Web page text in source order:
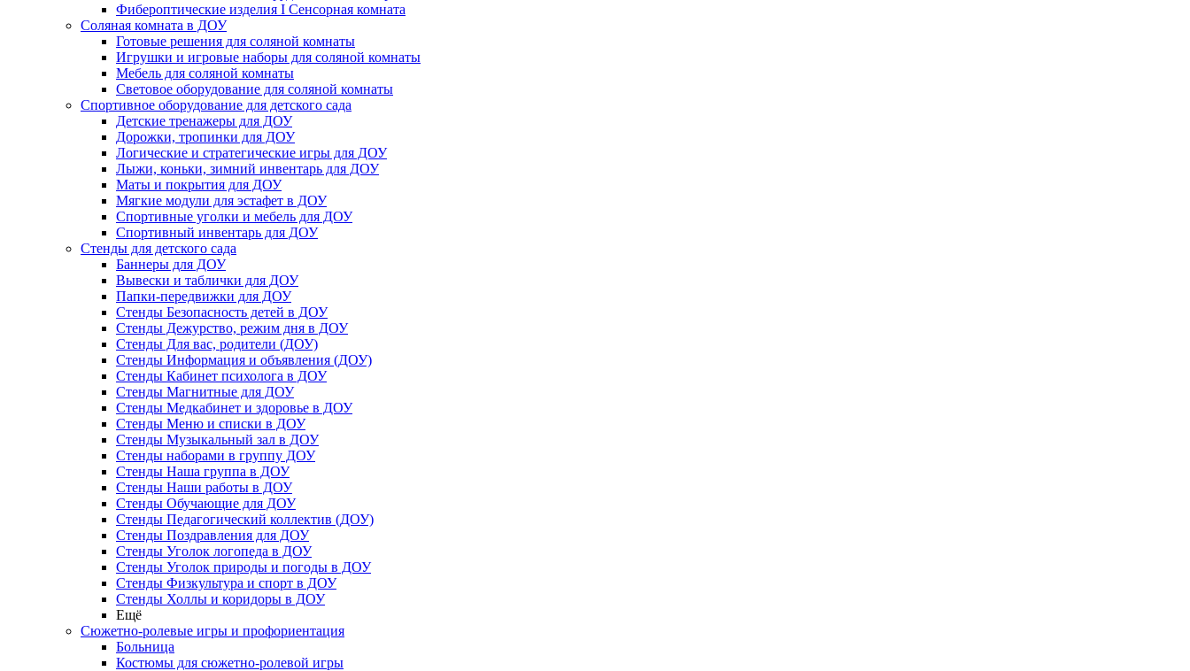
Фибероптические изделия I Сенсорная комната
Соляная комната в ДОУ
Готовые решения для соляной комнаты
Игрушки и игровые наборы для соляной комнаты
Мебель для соляной комнаты
Световое оборудование для соляной комнаты
Спортивное оборудование для детского сада
Детские тренажеры для ДОУ
Дорожки, тропинки для ДОУ
Логические и стратегические игры для ДОУ
Лыжи, коньки, зимний инвентарь для ДОУ
Маты и покрытия для ДОУ
Мягкие модули для эстафет в ДОУ
Спортивные уголки и мебель для ДОУ
Спортивный инвентарь для ДОУ
Стенды для детского сада
Баннеры для ДОУ
Вывески и таблички для ДОУ
Папки-передвижки для ДОУ
Стенды Безопасность детей в ДОУ
Стенды Дежурство, режим дня в ДОУ
Стенды Для вас, родители (ДОУ)
Стенды Информация и объявления (ДОУ)
Стенды Кабинет психолога в ДОУ
Стенды Магнитные для ДОУ
Стенды Медкабинет и здоровье в ДОУ
Стенды Меню и списки в ДОУ
Стенды Музыкальный зал в ДОУ
Стенды наборами в группу ДОУ
Стенды Наша группа в ДОУ
Стенды Наши работы в ДОУ
Стенды Обучающие для ДОУ
Стенды Педагогический коллектив (ДОУ)
Стенды Поздравления для ДОУ
Стенды Уголок логопеда в ДОУ
Стенды Уголок природы и погоды в ДОУ
Стенды Физкультура и спорт в ДОУ
Стенды Холлы и коридоры в ДОУ
Ещё
Сюжетно-ролевые игры и профориентация
Больница
Костюмы для сюжетно-ролевой игры